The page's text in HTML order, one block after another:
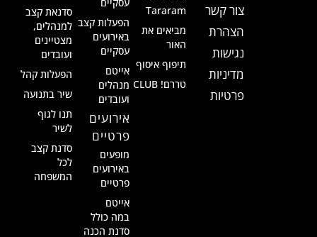
צור קשר
הצהרת
נגישות
מדיניות
פרטיות
Tararam
מביאים את
האור
תיפוף איסוף
טררם! CLUB
הפעלות קצב
באירועים
עסקיים
אייטם
מנהלים
ועובדים
אירועים
פרטיים
מופעים
באירועים
פרטיים
אייטם
במה כולל
סדנת הכנה
סדנאת קצב
למנהלים,
מצטיינים
ועובדים
הפעלות קהל
שיר בתנועה
תנו לגוף
לשיר
סדנת קצב
לכל
המשפחה